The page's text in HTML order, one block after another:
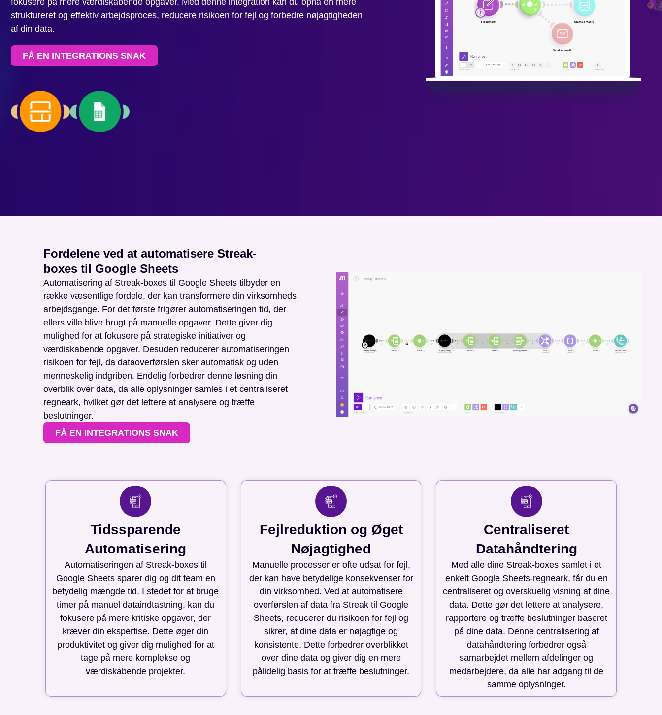
struktureret og effektiv arbejdsproces, reducere risikoen for fejl og forbedre nøjagtigheden
af din data.
FÅ EN INTEGRATIONS SNAK
Fordelene ved at automatisere Streak-
boxes til Google Sheets
Automatisering af Streak-boxes til Google Sheets tilbyder en
række væsentlige fordele, der kan transformere din virksomheds
arbejdsgange. For det første frigører automatiseringen tid, der
ellers ville blive brugt på manuelle opgaver. Dette giver dig
mulighed for at fokusere på strategiske initiativer og
værdiskabende opgaver. Desuden reducerer automatiseringen
risikoen for fejl, da dataoverførslen sker automatisk og uden
menneskelig indgriben. Endelig forbedrer denne løsning din
overblik over data, da alle oplysninger samles i et centraliseret
regneark, hvilket gør det lettere at analysere og træffe
beslutninger.
FÅ EN INTEGRATIONS SNAK
Tidssparende
Automatisering
Automatiseringen af Streak-boxes til
Google Sheets sparer dig og dit team en
betydelig mængde tid. I stedet for at bruge
timer på manuel dataindtastning, kan du
fokusere på mere kritiske opgaver, der
kræver din ekspertise. Dette øger din
produktivitet og giver dig mulighed for at
tage på mere komplekse og
værdiskabende projekter.
Fejlreduktion og Øget
Nøjagtighed
Manuelle processer er ofte udsat for fejl,
der kan have betydelige konsekvenser for
din virksomhed. Ved at automatisere
overførslen af data fra Streak til Google
Sheets, reducerer du risikoen for fejl og
sikrer, at dine data er nøjagtige og
konsistente. Dette forbedrer overblikket
over dine data og giver dig en mere
pålidelig basis for at træffe beslutninger.
Centraliseret
Datahåndtering
Med alle dine Streak-boxes samlet i et
enkelt Google Sheets-regneark, får du en
centraliseret og overskuelig visning af dine
data. Dette gør det lettere at analysere,
rapportere og træffe beslutninger baseret
på dine data. Denne centralisering af
datahåndtering forbedrer også
samarbejdet mellem afdelinger og
medarbejdere, da alle har adgang til de
samme oplysninger.